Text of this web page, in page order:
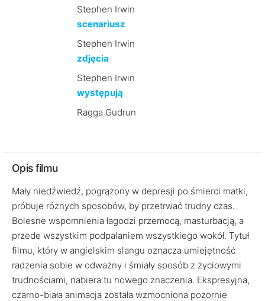
Stephen Irwin
scenariusz
Stephen Irwin
zdjęcia
Stephen Irwin
występują
Ragga Gudrun
Opis filmu
Mały niedźwiedź, pogrążony w depresji po śmierci matki,
próbuje różnych sposobów, by przetrwać trudny czas.
Bolesne wspomnienia łagodzi przemocą, masturbacją, a
przede wszystkim podpalaniem wszystkiego wokół. Tytuł
filmu, który w angielskim slangu oznacza umiejętność
radzenia sobie w odważny i śmiały sposób z życiowymi
trudnościami, nabiera tu nowego znaczenia. Ekspresyjna,
czarno-biała animacja została wzmocniona pozornie